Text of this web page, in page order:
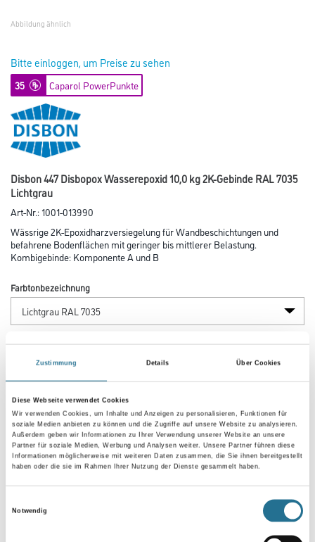
Zustimmung Details Über Cookies
Diese Webseite verwendet Cookies
Wir verwenden Cookies, um Inhalte und Anzeigen zu personalisieren, Funktionen für
soziale Medien anbieten zu können und die Zugriffe auf unsere Website zu analysieren.
Außerdem geben wir Informationen zu Ihrer Verwendung unserer Website an unsere
Partner für soziale Medien, Werbung und Analysen weiter. Unsere Partner führen diese
Informationen möglicherweise mit weiteren Daten zusammen, die Sie ihnen bereitgestellt
haben oder die sie im Rahmen Ihrer Nutzung der Dienste gesammelt haben.
Notwendig
Abbildung ähnlich
Bitte einloggen, um Preise zu sehen
35 Caparol PowerPunkte
Disbon 447 Disbopox Wasserepoxid 10,0 kg 2K-Gebinde RAL 7035
Lichtgrau
Art-Nr.:1001-013990
Wässrige 2K-Epoxidharzversiegelung für Wandbeschichtungen und
befahrene Bodenflächen mit geringer bis mittlerer Belastung.
Kombigebinde: Komponente A und B
Farbtonbezeichnung
Glanzgrad
Gebinde
Umrechnungsfaktoren